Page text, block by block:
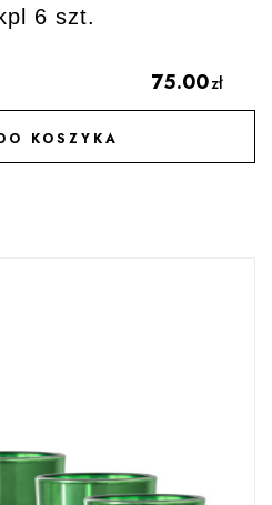
6 szt.
75.00zł
KOSZYKA
ULUBIONYCH